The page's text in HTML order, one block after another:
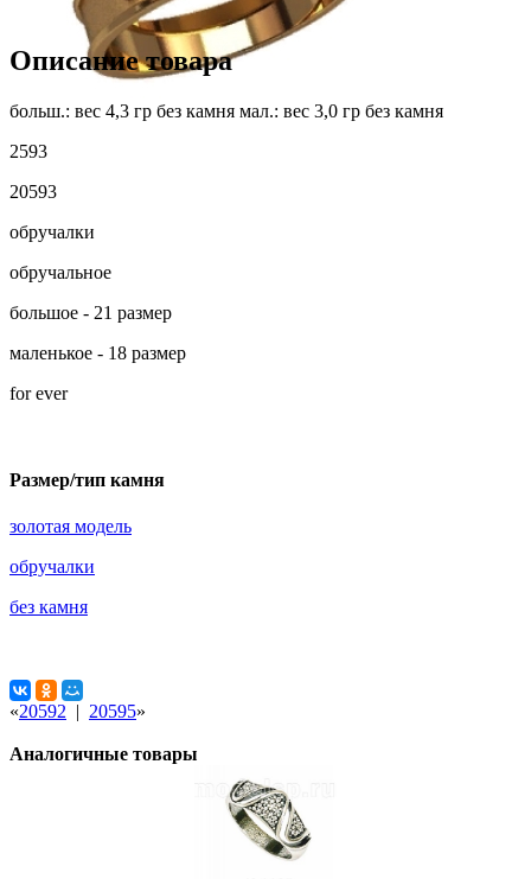
Описание товара
больш.: вес 4,3 гр без камня мал.: вес 3,0 гр без камня
2593
20593
обручалки
обручальное
большое - 21 размер
маленькое - 18 размер
for ever
Размер/тип камня
золотая модель
обручалки
без камня
«20592 | 20595»
Аналогичные товары